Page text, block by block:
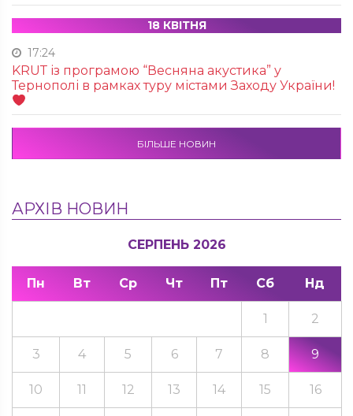
18 КВІТНЯ
17:24
KRUТ із програмою “Весняна акустика” у
Тернополі в рамках туру містами Заходу України!
БІЛЬШЕ НОВИН
АРХІВ НОВИН
СЕРПЕНЬ 2026
Пн Вт Ср Чт Пт Сб Нд
1 2
3 4 5 6 7 8 9
10 11 12 13 14 15 16